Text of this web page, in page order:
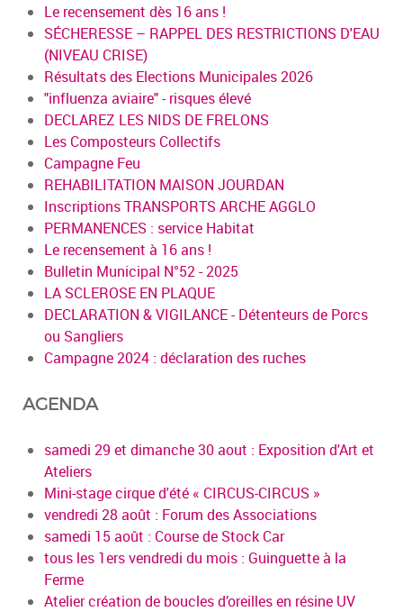
Le recensement dès 16 ans !
SÉCHERESSE – RAPPEL DES RESTRICTIONS D'EAU
(NIVEAU CRISE)
Résultats des Elections Municipales 2026
"influenza aviaire" - risques élevé
DECLAREZ LES NIDS DE FRELONS
Les Composteurs Collectifs
Campagne Feu
REHABILITATION MAISON JOURDAN
Inscriptions TRANSPORTS ARCHE AGGLO
PERMANENCES : service Habitat
Le recensement à 16 ans !
Bulletin Municipal N°52 - 2025
LA SCLEROSE EN PLAQUE
DECLARATION & VIGILANCE - Détenteurs de Porcs
ou Sangliers
Campagne 2024 : déclaration des ruches
AGENDA
samedi 29 et dimanche 30 aout : Exposition d'Art et
Ateliers
Mini-stage cirque d'été « CIRCUS-CIRCUS »
vendredi 28 août : Forum des Associations
samedi 15 août : Course de Stock Car
tous les 1ers vendredi du mois : Guinguette à la
Ferme
Atelier création de boucles d’oreilles en résine UV